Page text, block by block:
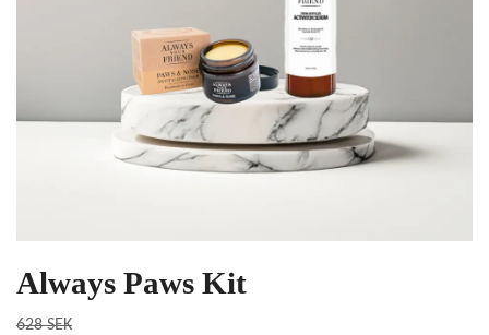
Always Paws Kit
628 SEK